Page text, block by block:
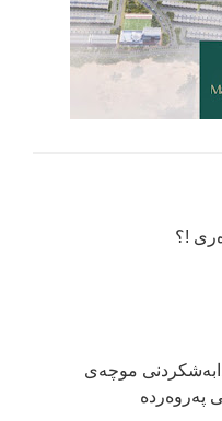
!؟
موچەی
پەروەردە